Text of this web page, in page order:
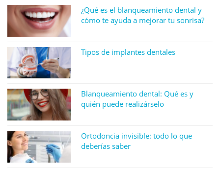
¿Qué es el blanqueamiento dental y
cómo te ayuda a mejorar tu sonrisa?
Tipos de implantes dentales
Blanqueamiento dental: Qué es y
quién puede realizárselo
Ortodoncia invisible: todo lo que
deberías saber